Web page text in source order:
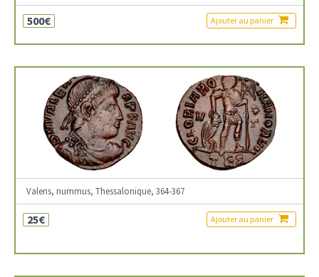
500€ Ajouter au panier
Valens, nummus, Thessalonique, 364-367
25€ Ajouter au panier